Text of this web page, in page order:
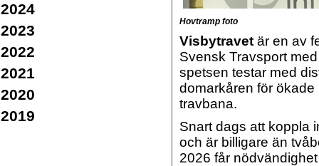
2024
2023
2022
2021
2020
2019
Hovtramp foto
Visbytravet är en av
Svensk Travsport
spetsen testar med
domarkåren för
travbana.
Snart dags att koppla
och är billigare än
2026 får